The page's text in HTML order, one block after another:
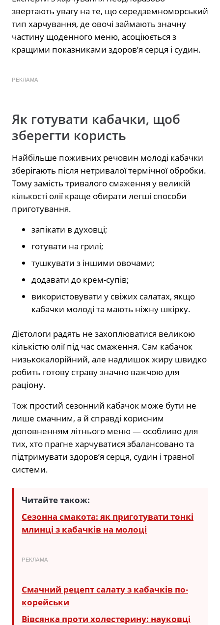
звертають увагу на те, що середземноморський
тип харчування, де овочі займають значну
частину щоденного меню, асоціюється з
кращими показниками здоров’я серця і судин.
РЕКЛАМА
Як готувати кабачки, щоб
зберегти користь
Найбільше поживних речовин молоді кабачки
зберігають після нетривалої термічної обробки.
Тому замість тривалого смаження у великій
кількості олії краще обирати легші способи
приготування.
запікати в духовці;
готувати на грилі;
тушкувати з іншими овочами;
додавати до крем-супів;
використовувати у свіжих салатах, якщо
кабачки молоді та мають ніжну шкірку.
Дієтологи радять не захоплюватися великою
кількістю олії під час смаження. Сам кабачок
низькокалорійний, але надлишок жиру швидко
робить готову страву значно важчою для
раціону.
Тож простий сезонний кабачок може бути не
лише смачним, а й справді корисним
доповненням літнього меню — особливо для
тих, хто прагне харчуватися збалансовано та
підтримувати здоров’я серця, судин і травної
системи.
Читайте також:
Сезонна смакота: як приготувати тонкі
млинці з кабачків на молоці
РЕКЛАМА
Смачний рецепт салату з кабачків по-
корейськи
Вівсянка проти холестерину: науковці